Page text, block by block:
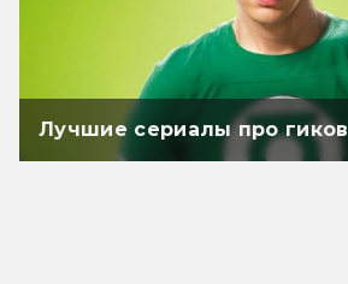
Лучшие сериалы про гиков